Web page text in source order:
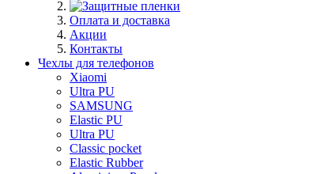
Оплата и доставка
Акции
Контакты
Чехлы для телефонов
Xiaomi
Ultra PU
SAMSUNG
Elastic PU
Ultra PU
Classic pocket
Elastic Rubber